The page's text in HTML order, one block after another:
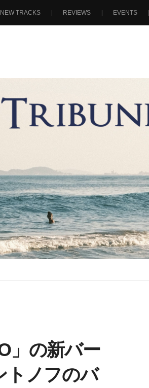
TRACKS REVIEWS EVENTS
」の新バー
ノフのバ